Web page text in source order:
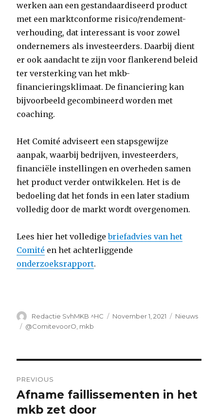
werken aan een gestandaardiseerd product
met een marktconforme risico/rendement-
verhouding, dat interessant is voor zowel
ondernemers als investeerders. Daarbij dient
er ook aandacht te zijn voor flankerend beleid
ter versterking van het mkb-
financieringsklimaat. De financiering kan
bijvoorbeeld gecombineerd worden met
coaching.
Het Comité adviseert een stapsgewijze
aanpak, waarbij bedrijven, investeerders,
financiële instellingen en overheden samen
het product verder ontwikkelen. Het is de
bedoeling dat het fonds in een later stadium
volledig door de markt wordt overgenomen.
Lees hier het volledigebriefadvies van het
Comité en het achterliggende
onderzoeksrapport.
Author
Redactie SvhMKB ^HC
Posted
November 1, 2021 Categories
Nieuws
Tags
@ComitevoorO mkb
navigation
PREVIOUS
Previous
post:
Afname faillissementen in het
mkb zet door